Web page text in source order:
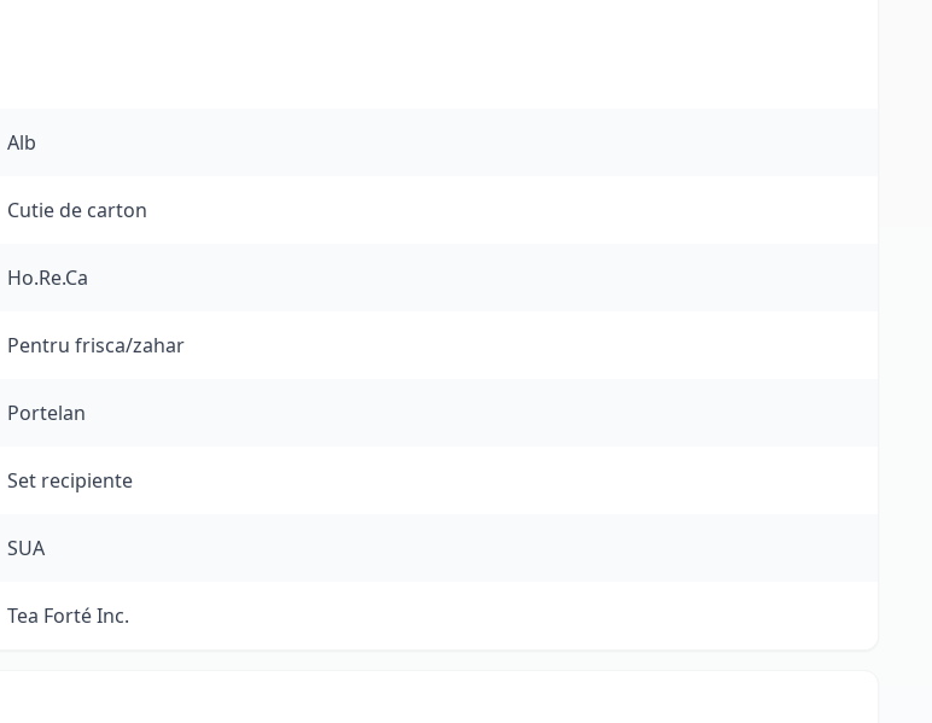
Alb
Cutie de carton
Ho.Re.Ca
Pentru frisca/zahar
Portelan
Set recipiente
SUA
Tea Forté Inc.